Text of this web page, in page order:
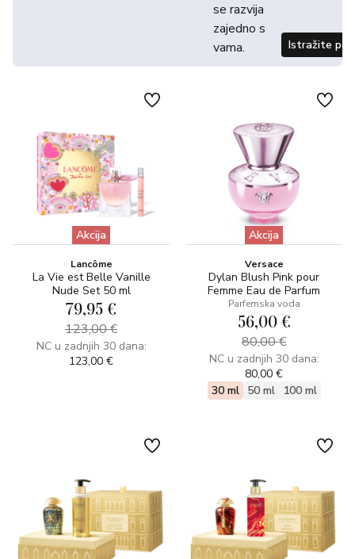
se razvija
zajedno s
vama.
Istražite
Akcija
Lancôme
La Vie est Belle Vanille
Nude Set 50 ml
79,95 €
123,00 €
NC u zadnjih 30 dana:
123,00 €
Akcija
Versace
Dylan Blush Pink pour
Femme Eau de Parfum
Parfemska voda
56,00 €
80,00 €
NC u zadnjih 30 dana:
80,00 €
30 ml
50 ml 100 ml